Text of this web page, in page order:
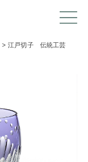
>江戸切子 伝統工芸